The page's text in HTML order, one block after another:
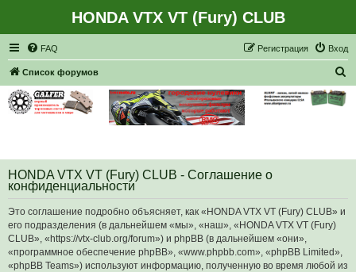
HONDA VTX VT (Fury) CLUB
FAQ Вход
Регистрация
Список форумов
HONDA VTX VT (Fury) CLUB - Соглашение о
конфиденциальности
Это соглашение подробно объясняет, как «HONDA VTX VT (Fury) CLUB» и
его подразделения (в дальнейшем «мы», «наш», «HONDA VTX VT (Fury)
CLUB», «https://vtx-club.org/forum») и phpBB (в дальнейшем «они»,
«программное обеспечение phpBB», «www.phpbb.com», «phpBB Limited»,
«phpBB Teams») используют информацию, полученную во время любой из